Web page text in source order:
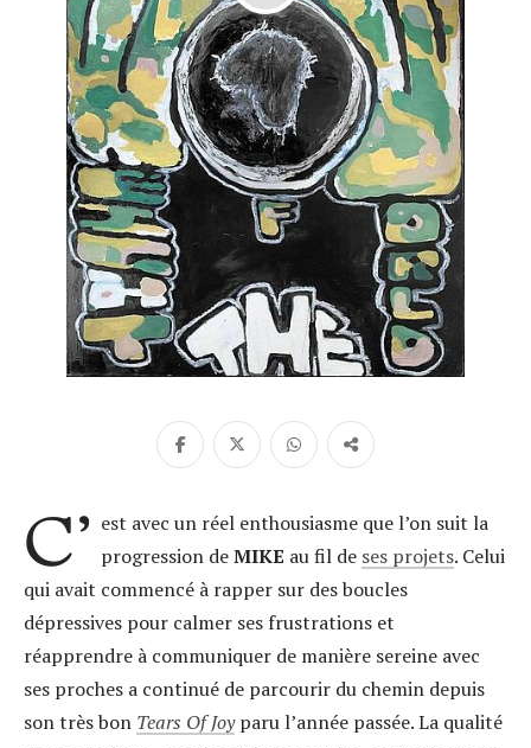
C’ est avec un réel enthousiasme que l’on suit la
progression deMIKE au fil de ses projets. Celui
qui avait commencé à rapper sur des boucles
dépressives pour calmer ses frustrations et
réapprendre à communiquer de manière sereine avec
ses proches a continué de parcourir du chemin depuis
son très bon Tears Of Joyparu l’année passée. La qualité